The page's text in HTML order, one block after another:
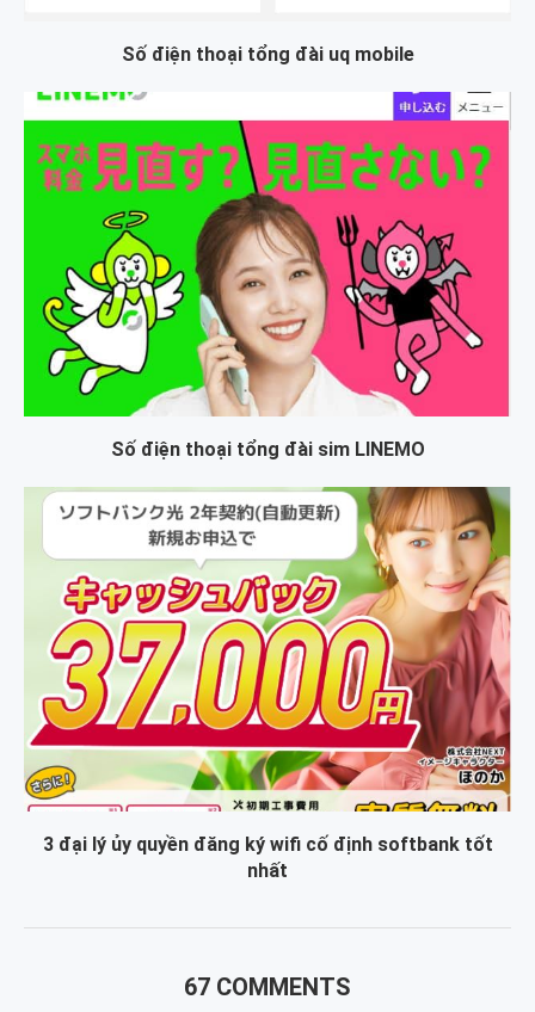
Số điện thoại tổng đài uq mobile
Số điện thoại tổng đài sim LINEMO
3 đại lý ủy quyền đăng ký wifi cố định softbank tốt
nhất
67 COMMENTS